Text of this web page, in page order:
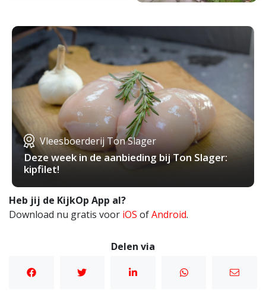
Vleesboerderij Ton Slager
Deze week in de aanbieding bij Ton Slager:
kipfilet!
Heb jij de KijkOp App al?
Download nu gratis voor iOS ofAndroid.
Delen via